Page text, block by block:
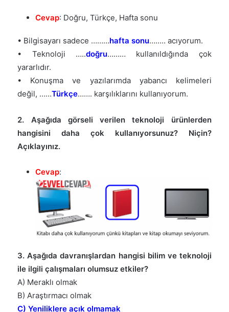
Cevap: Doğru, Türkçe, Hafta sonu
• Bilgisayarı sadece ………hafta sonu…….. acıyorum.
• Teknoloji …..doğru……… kullanıldığında çok
yararlıdır.
• Konuşma ve yazılarımda yabancı kelimeleri
değil, ……Türkçe……. karşılıklarını kullanıyorum.
2. Aşağıda görseli verilen teknoloji ürünlerden
hangisini daha çok kullanıyorsunuz? Niçin?
Açıklayınız.
Cevap:
3. Aşağıda davranışlardan hangisi bilim ve teknoloji
ile ilgili çalışmaları olumsuz etkiler?
A) Meraklı olmak
B) Araştırmacı olmak
C) Yeniliklere açık olmamak